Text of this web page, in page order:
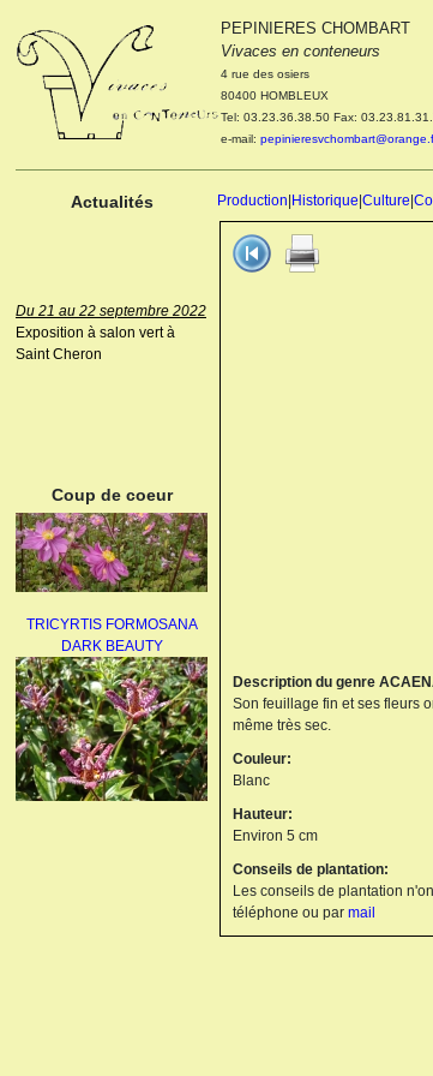
PEPINIERES CHOMBART
Vivaces en conteneurs
4 rue des osiers
80400 HOMBLEUX
Tel: 03.23.36.38.50 Fax:
e-mail:
Actualités Production Historique Culture
Le 04 et 05 octobre 2022
Portes ouvertes de la
pépinière : Visite des
cultures, découverte des
nouveautés. Le rendez-vous
octobre 2022. Le mercredi 05
octobre 2022.
Du 21 au 22 septembre 2022
Exposition à salon vert à
Saint Cheron
Coup de coeur
TRICYRTIS FORMOSANA
DARK BEAUTY
Description du genre
Son feuillage fin et ses fleurs
même très sec.
Couleur:
Blanc
Hauteur:
Environ 5 cm
Conseils de plantation:
Les conseils de plantation
téléphone ou par mail